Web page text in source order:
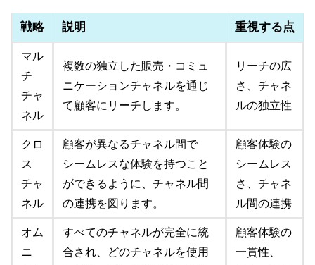
戦略 説明 重視する点
マル
チ
チャ
ネル
複数の独立した販売・コミュ
ニケーションチャネルを通じ
て顧客にリーチします。
リーチの広
さ、チャネ
ルの独立性
クロ
ス
チャ
ネル
顧客が異なるチャネル間で
シームレスな体験を持つこと
ができるように、チャネル間
の連携を図ります。
顧客体験の
シームレス
さ、チャネ
ル間の連携
オム
ニ
すべてのチャネルが完全に統
合され、どのチャネルを使用
顧客体験の
一貫性、